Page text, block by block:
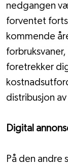
nedgangen
forventet
kommende
foretrekker
distribusjon
Digital
På den andre